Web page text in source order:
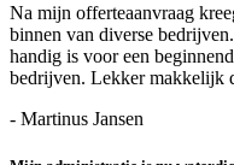
Na mijn offerteaanvraag
binnen van diverse
handig is voor een
bedrijven. Lekker makkelijk
- Martinus Jansen